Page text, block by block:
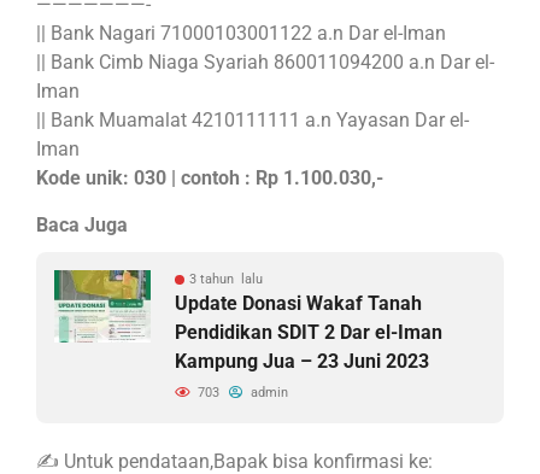
|| Bank Nagari 71000103001122 a.n Dar el-Iman
|| Bank Cimb Niaga Syariah 860011094200 a.n Dar el-
Iman
|| Bank Muamalat 4210111111 a.n Yayasan Dar el-
Iman
Kode unik: 030 | contoh : Rp 1.100.030,-
Baca Juga
3 tahun lalu
Update Donasi Wakaf Tanah
Pendidikan SDIT 2 Dar el-Iman
Kampung Jua – 23 Juni 2023
703 admin
✍ Untuk pendataan,Bapak bisa konfirmasi ke: